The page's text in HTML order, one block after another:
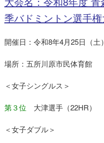
季バドミントン選手
開催日：令和8年4月25日（土）
場所：五所川原市民体育館
＜女子シングルス＞
第３位 大津選手（22HR）
＜女子ダブル＞